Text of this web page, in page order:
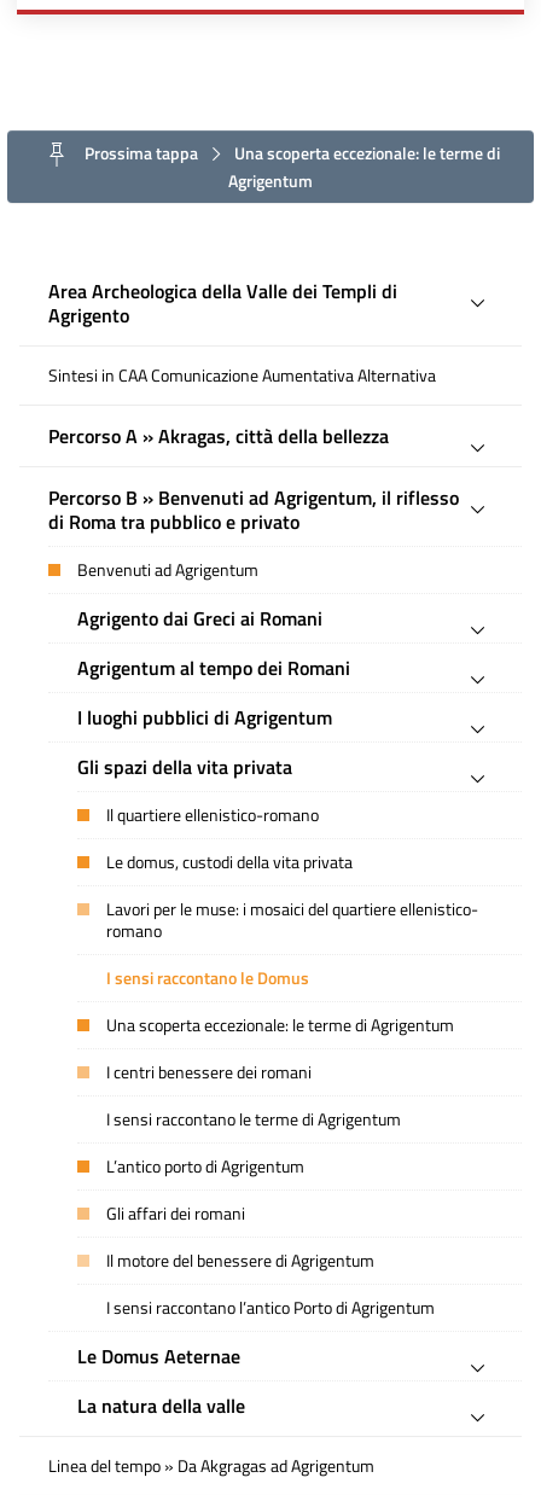
Prossima tappa
Una scoperta eccezionale: le terme di
Agrigentum
Area Archeologica della Valle dei Templi di
Agrigento
Sintesi in CAA Comunicazione Aumentativa Alternativa
Percorso A » Akragas, città della bellezza
Percorso B » Benvenuti ad Agrigentum, il riflesso
di Roma tra pubblico e privato
Benvenuti ad Agrigentum
Agrigento dai Greci ai Romani
Agrigentum al tempo dei Romani
I luoghi pubblici di Agrigentum
Gli spazi della vita privata
Il quartiere ellenistico-romano
Le domus, custodi della vita privata
Lavori per le muse: i mosaici del quartiere ellenistico-
romano
I sensi raccontano le Domus
Una scoperta eccezionale: le terme di Agrigentum
I centri benessere dei romani
I sensi raccontano le terme di Agrigentum
L’antico porto di Agrigentum
Gli affari dei romani
Il motore del benessere di Agrigentum
I sensi raccontano l’antico Porto di Agrigentum
Le Domus Aeternae
La natura della valle
Linea del tempo » Da Akgragas ad Agrigentum